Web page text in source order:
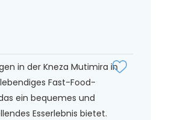
in der Kneza Mutimira in
Fast-Food-
ein bequemes und
Esserlebnis bietet.